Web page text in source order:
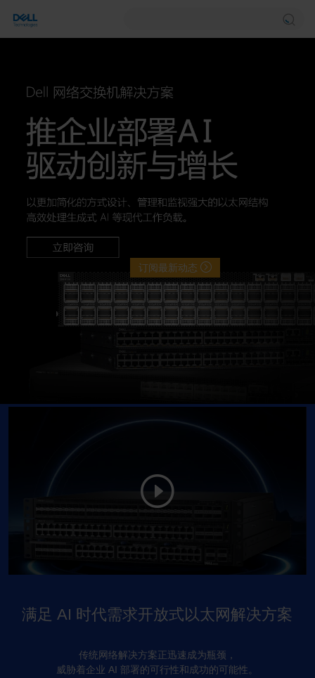
订阅最新动态
满足 AI 时代需求开放式以太网解决方案
传统网络解决方案正迅速成为瓶颈，
威胁着企业 AI 部署的可行性和成功的可能性。